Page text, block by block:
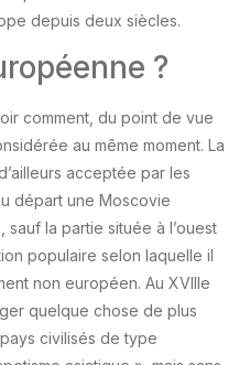
depuis deux siècles.
?
comment, du point de vue
au même moment. La
acceptée par les
départ une Moscovie
la partie située à l’ouest
populaire selon laquelle il
non européen. Au XVIIIe
quelque chose de plus
civilisés de type